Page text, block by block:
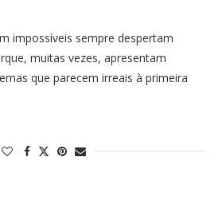
impossíveis sempre despertam
muitas vezes, apresentam
que parecem irreais à primeira